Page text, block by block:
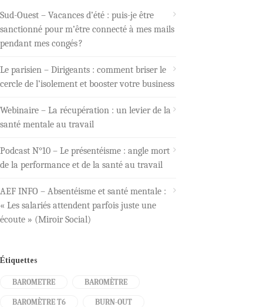
Sud-Ouest – Vacances d’été : puis-je être
sanctionné pour m’être connecté à mes mails
pendant mes congés ?
Le parisien – Dirigeants : comment briser le
cercle de l’isolement et booster votre business
Webinaire – La récupération : un levier de la
santé mentale au travail
Podcast N°10 – Le présentéisme : angle mort
de la performance et de la santé au travail
AEF INFO – Absentéisme et santé mentale :
« Les salariés attendent parfois juste une
écoute » (Miroir Social)
Étiquettes
BAROMETRE BAROMÈTRE
BAROMÈTRE T6 BURN-OUT